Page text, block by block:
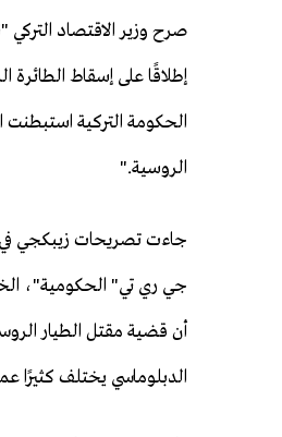
صرح وزير الاقتصاد
إطلاقًا على إسقاط الطائرة
الحكومة التركية استبطنت
الروسية."
جاءت تصريحات زيبكجي في
أن قضية مقتل الطيار
الدبلوماسي يختلف كثيرًا